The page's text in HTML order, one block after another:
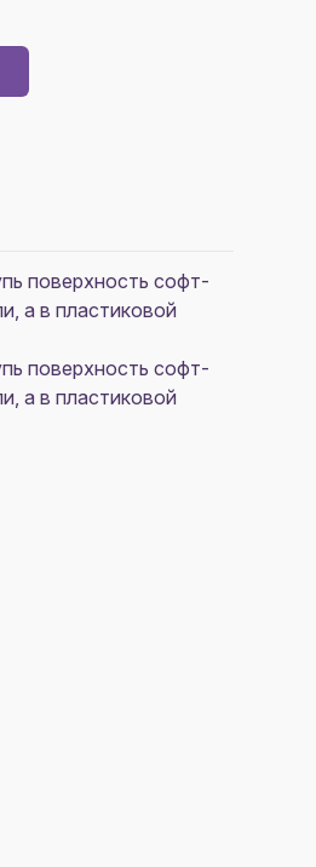
поверхность софт-
а в пластиковой
поверхность софт-
а в пластиковой